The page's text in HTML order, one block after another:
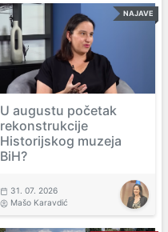
NAJAVE
U augustu početak
rekonstrukcije
Historijskog muzeja
BiH?
31. 07. 2026
Mašo Karavdić